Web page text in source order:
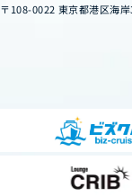
〒108-0022 東京都港区海